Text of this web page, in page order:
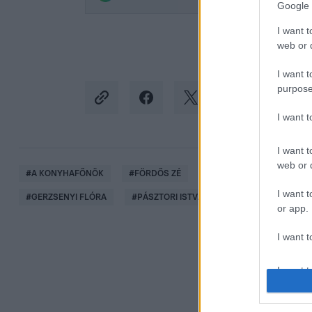
Google
I want
web or
I want
I want
I want
web or
I want
or app.
I want
I want
#A KONYHAFŐNÖK #FÖRDŐS ZÉ
#GERZSENYI FLÓRA #PÁSZTORI ISTVÁN